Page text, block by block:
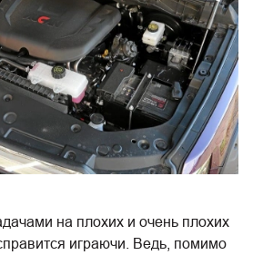
на плохих и очень плохих
играючи. Ведь, помимо